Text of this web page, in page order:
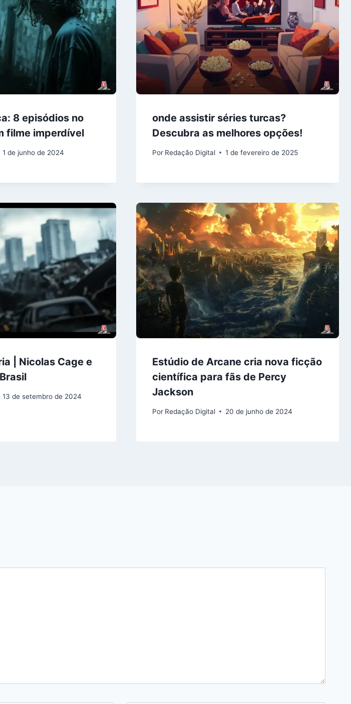
8 episódios no
filme imperdível
1 de junho de 2024
onde assistir séries turcas?
Descubra as melhores opções!
Por Redação Digital 1 de fevereiro de 2025
| Nicolas Cage e
13 de setembro de 2024
Estúdio de Arcane cria nova ficção
científica para fãs de Percy
Jackson
Por Redação Digital 20 de junho de 2024